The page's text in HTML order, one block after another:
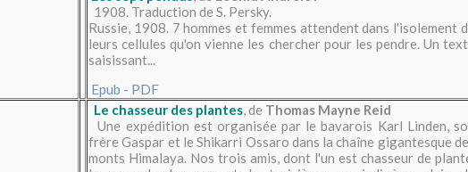
1908. Traduction de S. Persky.
Russie, 1908. 7 hommes et femmes attendent dans l'isolement
leurs cellules qu'on vienne les chercher pour les pendre. Un
saisissant...
Epub - PDF
Le chasseur des plantes, de Thomas Mayne Reid
Une expédition est organisée par le bavarois Karl Linden,
frère Gaspar et le Shikarri Ossaro dans la chaîne gigantesque
monts Himalaya. Nos trois amis, dont l'un est chasseur de